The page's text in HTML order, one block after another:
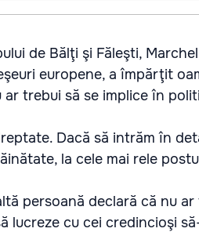
de Bălţi şi Făleşti,
europene, a împărţit
ar trebui să se implice în
Dacă să intrăm în
la cele mai rele
persoană declară că nu
lucreze cu cei credincioşi